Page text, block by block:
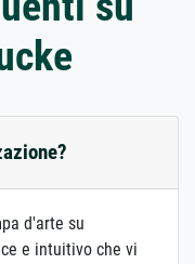
d'arte su
e intuitivo che vi